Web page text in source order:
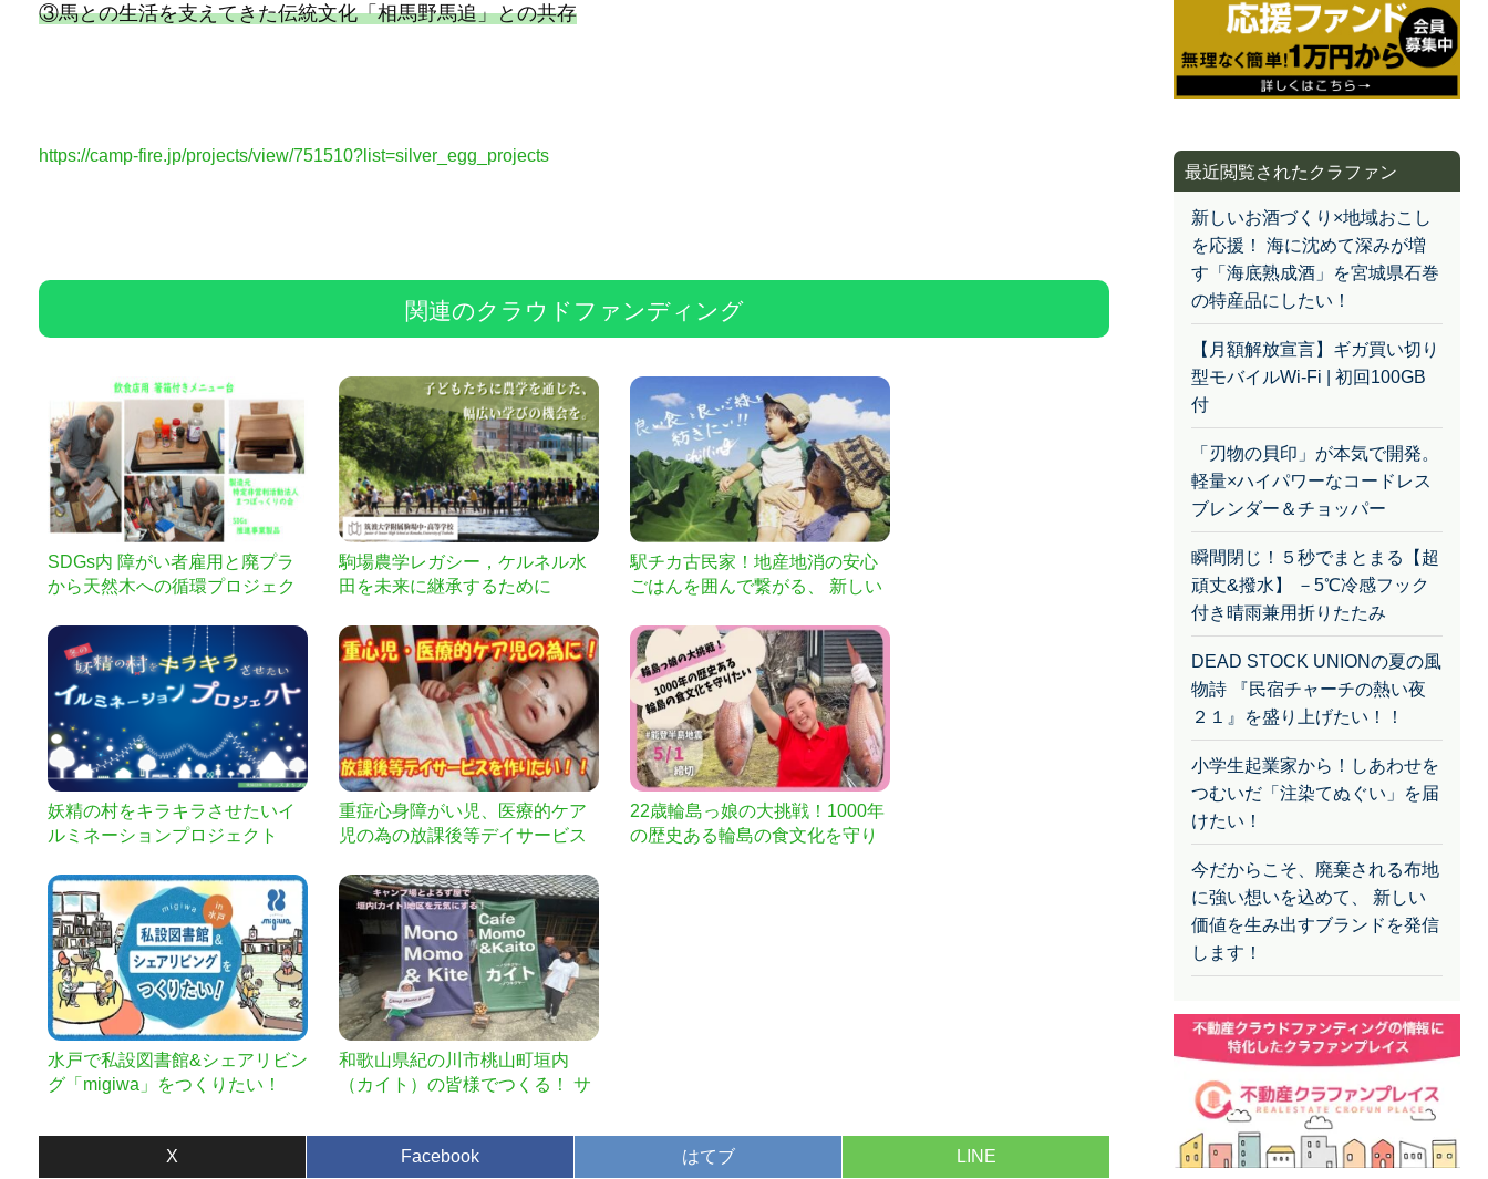
③馬との生活を支えてきた伝統文化「相馬野馬追」との共存
https://camp-fire.jp/projects/view/751510?list=silver_egg_projects
関連のクラウドファンディング
SDGs内 障がい者雇用と廃プラ
から天然木への循環プロジェク
駒場農学レガシー，ケルネル水
田を未来に継承するために
駅チカ古民家！地産地消の安心
ごはんを囲んで繋がる、 新しい
hillingがスタート！
妖精の村をキラキラさせたいイ
ルミネーションプロジェクト
重症心身障がい児、医療的ケア
児の為の放課後等デイサービス
22歳輪島っ娘の大挑戦！1000年
の歴史ある輪島の食文化を守り
水戸で私設図書館&シェアリビン
グ「migiwa」をつくりたい！
和歌山県紀の川市桃山町垣内
（カイト）の皆様でつくる！ サ
屋をより良い場所に！【ふるさ
と納税型】
X Facebook はてブ LINE
最近閲覧されたクラファン
新しいお酒づくり×地域おこし
を応援！ 海に沈めて深みが増
す「海底熟成酒」を宮城県石巻
の特産品にしたい！
【月額解放宣言】ギガ買い切り
型モバイルWi-Fi | 初回100GB
付
「刃物の貝印」が本気で開発。
軽量×ハイパワーなコードレス
ブレンダー＆チョッパー
瞬間閉じ！５秒でまとまる【超
頑丈&撥水】 －5℃冷感フック
付き晴雨兼用折りたたみ
DEAD STOCK UNIONの夏の風
物詩 『民宿チャーチの熱い夜
２１』を盛り上げたい！！
小学生起業家から！しあわせを
つむいだ「注染てぬぐい」を届
けたい！
今だからこそ、廃棄される布地
に強い想いを込めて、 新しい
価値を生み出すブランドを発信
します！